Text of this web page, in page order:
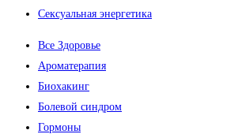
Сексуальная энергетика
Все Здоровье
Ароматерапия
Биохакинг
Болевой синдром
Гормоны